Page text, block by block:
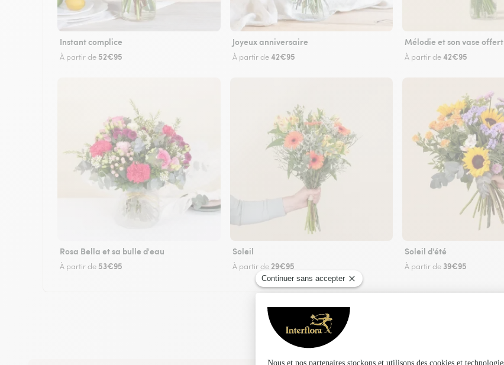
Instant complice
À partir de 52€95
Joyeux anniversaire
À partir de42€95
Mélodie et son vase offert
À partir de42€95
Rosa Bella et sa bulle d'eau
À partir de 53€95
Soleil
À partir de 29€95
Soleil d'été
À partir de 39€95